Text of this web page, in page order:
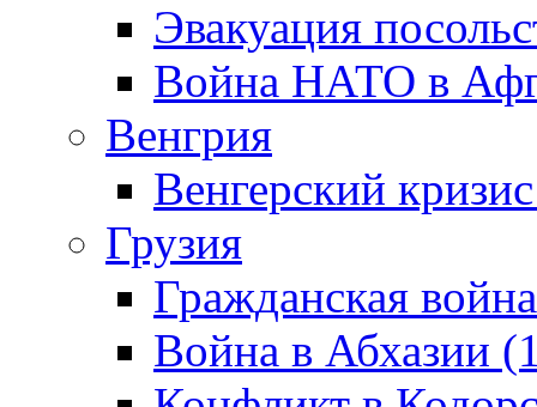
Эвакуация
Война НАТО в
Венгрия
Венгерский
Грузия
Гражданская
Война в Абхазии